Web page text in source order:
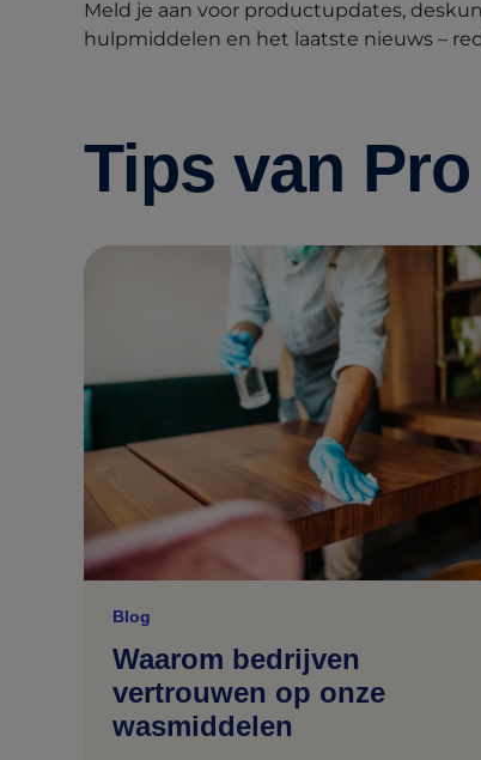
Meld je aan voor productupdates,
hulpmiddelen en het laatste nieuws –
Tips van
Blog
Waarom bedrijven
vertrouwen op onze
wasmiddelen